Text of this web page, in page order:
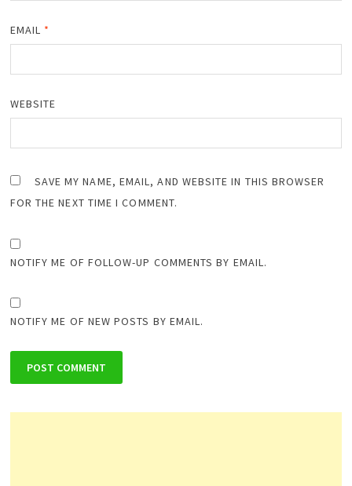
EMAIL *
WEBSITE
SAVE MY NAME, EMAIL, AND WEBSITE IN THIS BROWSER
FOR THE NEXT TIME I COMMENT.
NOTIFY ME OF FOLLOW-UP COMMENTS BY EMAIL.
NOTIFY ME OF NEW POSTS BY EMAIL.